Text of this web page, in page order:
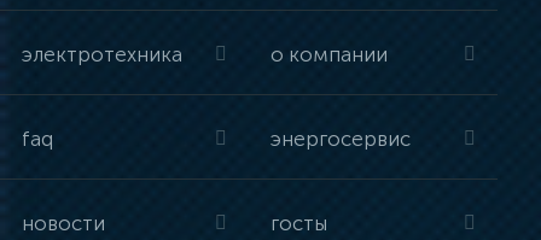
электротехника о компании
faq энергосервис
новости госты